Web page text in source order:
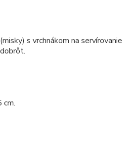
s vrchnákom na servírovanie
cm.